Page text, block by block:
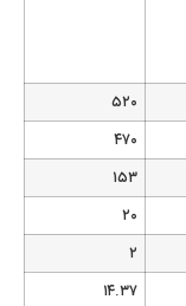
۵۲۰
۱۵۳
۱۴.۳۷